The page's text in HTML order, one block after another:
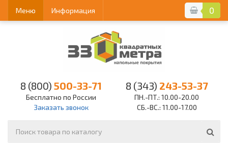
0
Меню Информация
8 (800) 500-33-71
Бесплатно по России
Заказать звонок
8 (343) 243-53-37
ПН.-ПТ.: 10.00-20.00
СБ.-ВС.: 11.00-17.00